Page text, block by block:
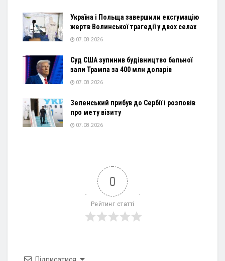
Україна і Польща завершили ексгумацію
жертв Волинської трагедії у двох селах
07.08.2026
Суд США зупинив будівництво бальної
зали Трампа за 400 млн доларів
07.08.2026
Зеленський прибув до Сербії і розповів
про мету візиту
07.08.2026
0
Рейтинг статті
Підписатися